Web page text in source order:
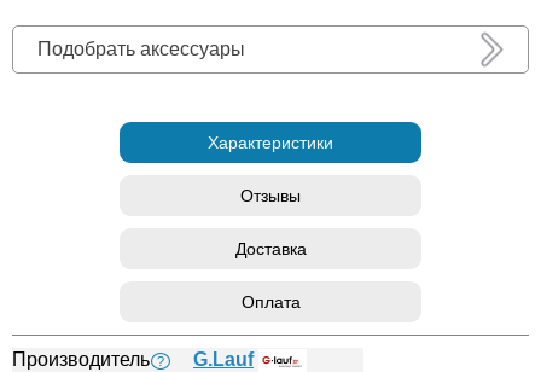
Подобрать аксессуары
Характеристики
Отзывы
Доставка
Оплата
Производитель ?
G.Lauf